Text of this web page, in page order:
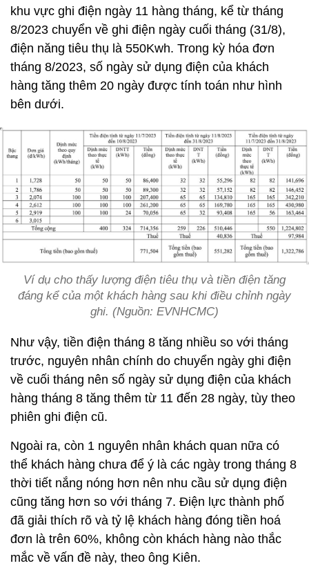
khu vực ghi điện ngày 11 hàng tháng, kể từ tháng
8/2023 chuyển về ghi điện ngày cuối tháng (31/8),
điện năng tiêu thụ là 550Kwh. Trong kỳ hóa đơn
tháng 8/2023, số ngày sử dụng điện của khách
hàng tăng thêm 20 ngày được tính toán như hình
bên dưới.
Ví dụ cho thấy lượng điện tiêu thụ và tiền điện tăng
đáng kể của một khách hàng sau khi điều chỉnh ngày
ghi. (Nguồn: EVNHCMC)
Như vậy, tiền điện tháng 8 tăng nhiều so với tháng
trước, nguyên nhân chính do chuyển ngày ghi điện
về cuối tháng nên số ngày sử dụng điện của khách
hàng tháng 8 tăng thêm từ 11 đến 28 ngày, tùy theo
phiên ghi điện cũ.
Ngoài ra, còn 1 nguyên nhân khách quan nữa có
thể khách hàng chưa để ý là các ngày trong tháng 8
thời tiết nắng nóng hơn nên nhu cầu sử dụng điện
cũng tăng hơn so với tháng 7. Điện lực thành phố
đã giải thích rõ và tỷ lệ khách hàng đóng tiền hoá
đơn là trên 60%, không còn khách hàng nào thắc
mắc về vấn đề này, theo ông Kiên.